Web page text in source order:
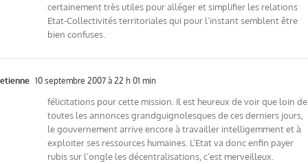
certainement très utiles pour alléger et simplifier les relations
Etat-Collectivités territoriales qui pour l’instant semblent être
bien confuses.
etienne 10 septembre 2007 à 22 h 01 min
félicitations pour cette mission. Il est heureux de voir que loin de
toutes les annonces grandguignolesques de ces derniers jours,
le gouvernement arrive encore à travailler intelligemment et à
exploiter ses ressources humaines. L’Etat va donc enfin payer
rubis sur l’ongle les décentralisations, c’est merveilleux.